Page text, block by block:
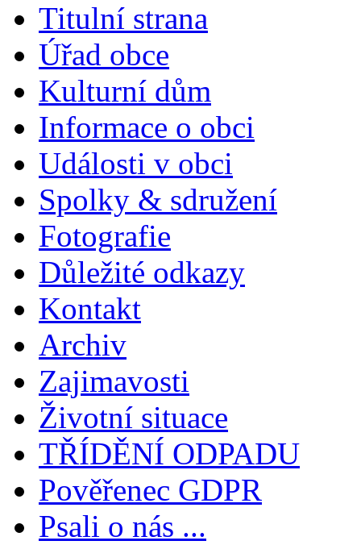
Titulní strana
Úřad obce
Kulturní dům
Informace o obci
Události v obci
Spolky & sdružení
Fotografie
Důležité odkazy
Kontakt
Archiv
Zajimavosti
Životní situace
TŘÍDĚNÍ ODPADU
Pověřenec GDPR
Psali o nás ...